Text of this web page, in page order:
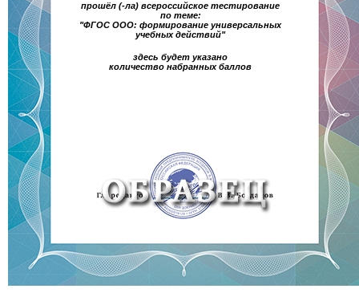
прошёл (-ла) всероссийское тестирование
по теме:
"ФГОС ООО: формирование универсальных
учебных действий"
здесь будет указано
количество набранных баллов